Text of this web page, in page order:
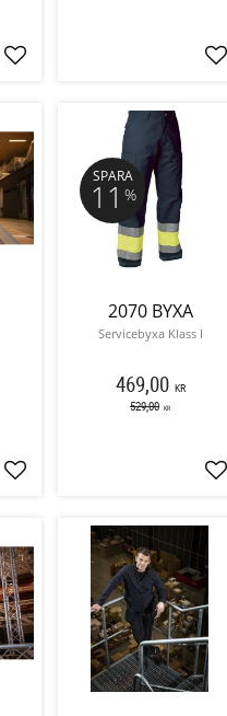
Lägg till i favoriter
Lägg till i favoriter
2070 BYXA
Servicebyxa Klass I
469,00 KR
529,00 KR
SPARA
11 %